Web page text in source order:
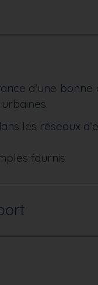
d’une
les réseaux
fournis